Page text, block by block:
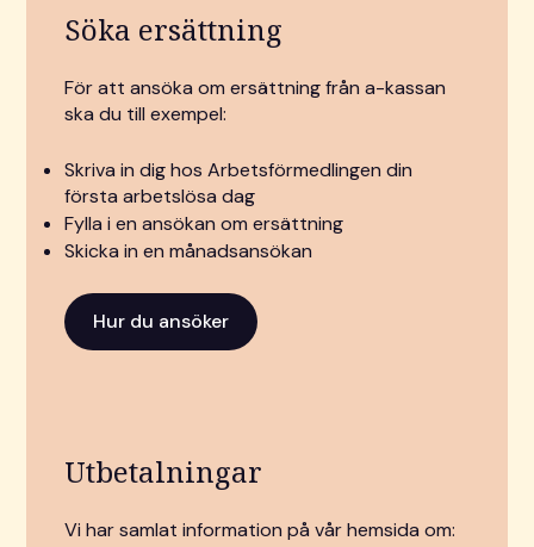
Söka ersättning
För att ansöka om ersättning från a-kassan
ska du till exempel:
Skriva in dig hos Arbetsförmedlingen din
första arbetslösa dag
Fylla i en ansökan om ersättning
Skicka in en månadsansökan
Hur du ansöker
Utbetalningar
Vi har samlat information på vår hemsida om: